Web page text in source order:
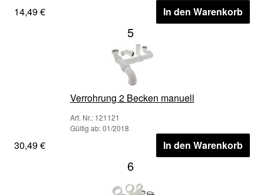
14,49 € In den Warenkorb
5
Verrohrung 2 Becken manuell
Art. Nr.: 121121
Gültig ab: 01/2018
30,49 € In den Warenkorb
6